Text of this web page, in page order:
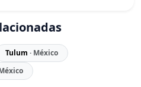
Tulum · México